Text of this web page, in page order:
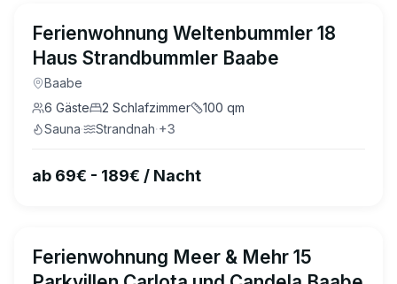
4.9
Ferienwohnung Weltenbummler 18
Haus Strandbummler Baabe
Baabe
6 Gäste 2 Schlafzimmer 100 qm
Sauna· Strandnah·+3
ab 69€ - 189€ / Nacht
Ferienwohnung Meer & Mehr 15